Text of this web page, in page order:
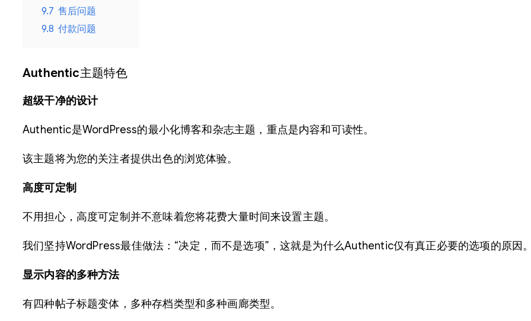
9.7 售后问题
9.8 付款问题
Authentic主题特色
超级干净的设计
Authentic是WordPress的最小化博客和杂志主题，重点是内容和可读性。
该主题将为您的关注者提供出色的浏览体验。
高度可定制
不用担心，高度可定制并不意味着您将花费大量时间来设置主题。
我们坚持WordPress最佳做法：“决定，而不是选项”，这就是为什么Authentic仅有真正必要的选项的原因。
显示内容的多种方法
有四种帖子标题变体，多种存档类型和多种画廊类型。